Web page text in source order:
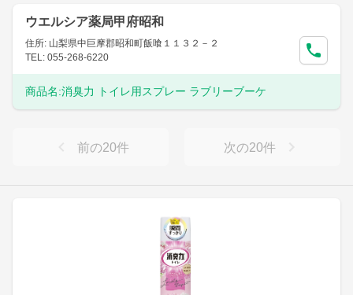
ウエルシア薬局甲府昭和
住所: 山梨県中巨摩郡昭和町飯喰１１３２－２
TEL: 055-268-6220
商品名:消臭力 トイレ用スプレー ラブリーブーケ
前の20件 次の20件